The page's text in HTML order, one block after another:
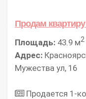
Продам
Площадь: 43.9 м2
Адрес:
Мужества ул, 16
Продается 1-